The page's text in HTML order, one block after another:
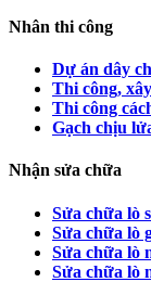
Nhân thi công
Dự án dây
Thi công,
Thi công
Gạch chịu
Nhận sửa chữa
Sửa chữa lò
Sửa chữa lò
Sửa chữa lò
Sửa chữa lò